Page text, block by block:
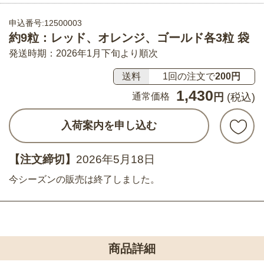
申込番号:12500003
約9粒：レッド、オレンジ、ゴールド各3粒 袋
発送時期：2026年1月下旬より順次
送料 1回の注文で200円
通常価格
1,430 円 (税込)
入荷案内を申し込む
【注文締切】 2026年5月18日
今シーズンの販売は終了しました。
商品詳細